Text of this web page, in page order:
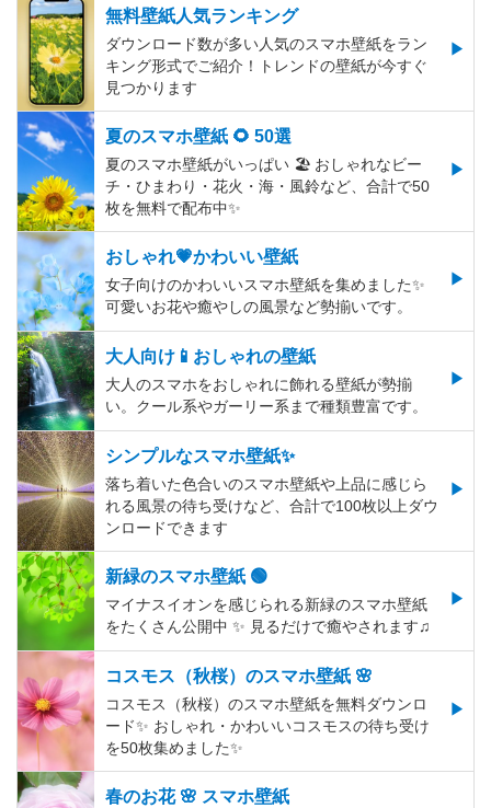
無料壁紙人気ランキング
ダウンロード数が多い人気のスマホ壁紙をラン
キング形式でご紹介！トレンドの壁紙が今すぐ
見つかります
夏のスマホ壁紙 🌻 50選
夏のスマホ壁紙がいっぱい 🏖 おしゃれなビー
チ・ひまわり・花火・海・風鈴など、合計で50
枚を無料で配布中✨
おしゃれ💗かわいい壁紙
女子向けのかわいいスマホ壁紙を集めました✨
可愛いお花や癒やしの風景など勢揃いです。
大人向け📱おしゃれの壁紙
大人のスマホをおしゃれに飾れる壁紙が勢揃
い。クール系やガーリー系まで種類豊富です。
シンプルなスマホ壁紙✨
落ち着いた色合いのスマホ壁紙や上品に感じら
れる風景の待ち受けなど、合計で100枚以上ダウ
ンロードできます
新緑のスマホ壁紙 🟢
マイナスイオンを感じられる新緑のスマホ壁紙
をたくさん公開中 ✨ 見るだけで癒やされます♫
コスモス（秋桜）のスマホ壁紙 🌸
コスモス（秋桜）のスマホ壁紙を無料ダウンロ
ード✨️ おしゃれ・かわいいコスモスの待ち受け
を50枚集めました✨️
春のお花 🌸 スマホ壁紙